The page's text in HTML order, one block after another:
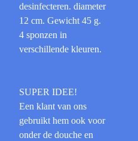
desinfecteren. diameter
12 cm. Gewicht 45 g.
4 sponzen in
verschillende kleuren.
SUPER IDEE!
Een klant van ons
gebruikt hem ook voor
onder de douche en